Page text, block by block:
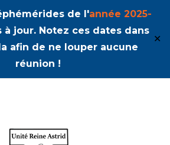
de l'année 2025-
à jour. Notez ces dates dans
afin de ne louper aucune
réunion !
✕